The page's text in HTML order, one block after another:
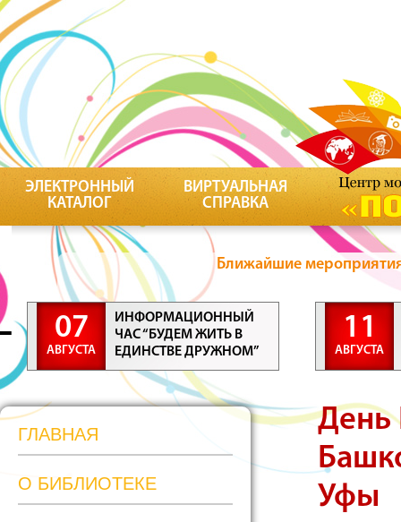
ЭЛЕКТРОННЫЙ
КАТАЛОГ
ВИРТУАЛЬНАЯ
СПРАВКА
Ближайшие
07
АВГУСТА
ИНФОРМАЦИОННЫЙ
ЧАС “БУДЕМ ЖИТЬ В
ЕДИНСТВЕ ДРУЖНОМ”
11
АВГУСТА
ГЛАВНАЯ
О БИБЛИОТЕКЕ
День
Уфы